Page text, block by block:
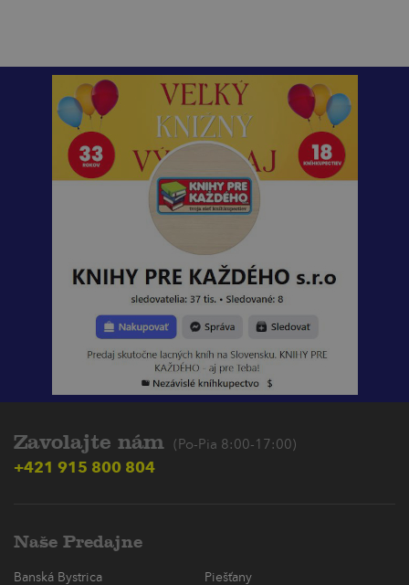
Zavolajte nám (Po-Pia 8:00-17:00)
+421 915 800 804
Naše Predajne
Banská Bystrica
Piešťany